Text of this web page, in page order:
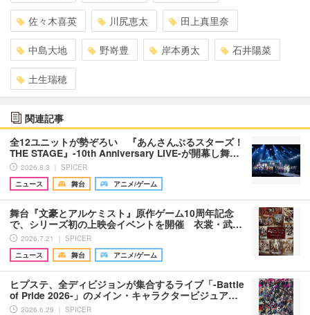
佐々木喜英 川尻恵太 田上真里奈
中島大地 野嵜豊 岸本勇太 石井陽菜
土生瑞穂
関連記事
全12ユニットが勢ぞろい 『あんさんぶるスターズ！
THE STAGE』-10th Anniversary LIVE-が開幕し舞…
2026.8.3 ｜ SPICER
ニュース
舞台 アニメ/ゲーム
舞台『文豪とアルケミスト』原作ゲーム10周年記念
で、シリーズ初の上映会イベントを開催 衣裳・武…
2026.7.21 ｜ SPICER
ニュース
舞台 アニメ/ゲーム
ヒプステ、全ディビジョンが集合するライブ「-Battle
of Pride 2026-」のメイン・キャラクタービジュア…
2026.6.29 ｜ SPICER